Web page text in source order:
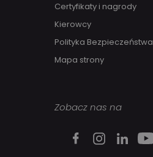
Certyfikaty i nagrody
Kierowcy
Polityka Bezpieczeństwa
Mapa strony
Zobacz nas na